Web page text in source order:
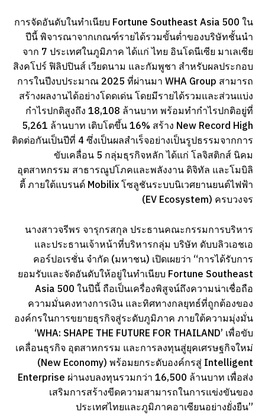
การจัดอันดับในทำเนียบ Fortune Southeast Asia 500 ใน
ปีนี้ พิจารณาจากเกณฑ์รายได้รวมขั้นต่ำของบริษัทชั้นนำ
จาก 7 ประเทศในภูมิภาค ได้แก่ ไทย อินโดนีเซีย มาเลเซีย
สิงคโปร์ ฟิลิปปินส์ เวียดนาม และกัมพูชา สำหรับผลประกอบ
การในปีงบประมาณ 2025 ที่ผ่านมา WHA Group สามารถ
สร้างผลงานได้อย่างโดดเด่น โดยมีรายได้รวมและส่วนแบ่ง
กำไรปกติสูงถึง 18,108 ล้านบาท พร้อมทำกำไรปกติอยู่ที่
5,261 ล้านบาท เติบโตขึ้น 16% สร้าง New Record High
ติดต่อกันเป็นปีที่ 4 ซึ่งเป็นผลสำเร็จอย่างเป็นรูปธรรมจากการ
ขับเคลื่อน 5 กลุ่มธุรกิจหลัก ได้แก่ โลจิสติกส์ นิคม
อุตสาหกรรม สาธารณูปโภคและพลังงาน ดิจิทัล และโมบิลิ
ตี้ ภายใต้แบรนด์ Mobilix โซลูชันระบบนิเวศยานยนต์ไฟฟ้า
(EV Ecosystem) ครบวงจร
นางสาวจรีพร จารุกรสกุล ประธานคณะกรรมการบริหาร
และประธานเจ้าหน้าที่บริหารกลุ่ม บริษัท ดับบลิวเอชเอ
คอร์ปอเรชั่น จำกัด (มหาชน) เปิดเผยว่า “การได้รับการ
ยอมรับและจัดอันดับให้อยู่ในทำเนียบ Fortune Southeast
Asia 500 ในปีนี้ ถือเป็นเครื่องพิสูจน์ถึงความน่าเชื่อถือ
ความมั่นคงทางการเงิน และทิศทางกลยุทธ์ที่ถูกต้องของ
องค์กรในการขยายธุรกิจสู่ระดับภูมิภาค ภายใต้ความมุ่งมั่น
‘WHA: SHAPE THE FUTURE FOR THAILAND’ เพื่อขับ
เคลื่อนธุรกิจ อุตสาหกรรม และการลงทุนสู่ยุคเศรษฐกิจใหม่
(New Economy) พร้อมยกระดับองค์กรสู่ Intelligent
Enterprise ผ่านงบลงทุนรวมกว่า 16,500 ล้านบาท เพื่อส่ง
เสริมการสร้างขีดความสามารถในการแข่งขันของ
ประเทศไทยและภูมิภาคอาเซียนอย่างยั่งยืน”